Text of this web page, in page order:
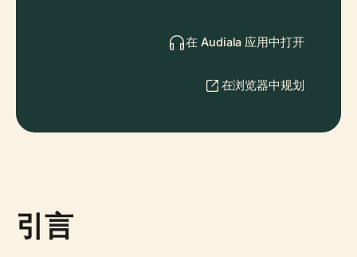
在 Audiala 应用中打开
在浏览器中规划
引言